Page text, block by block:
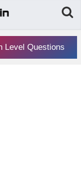
Level Questions